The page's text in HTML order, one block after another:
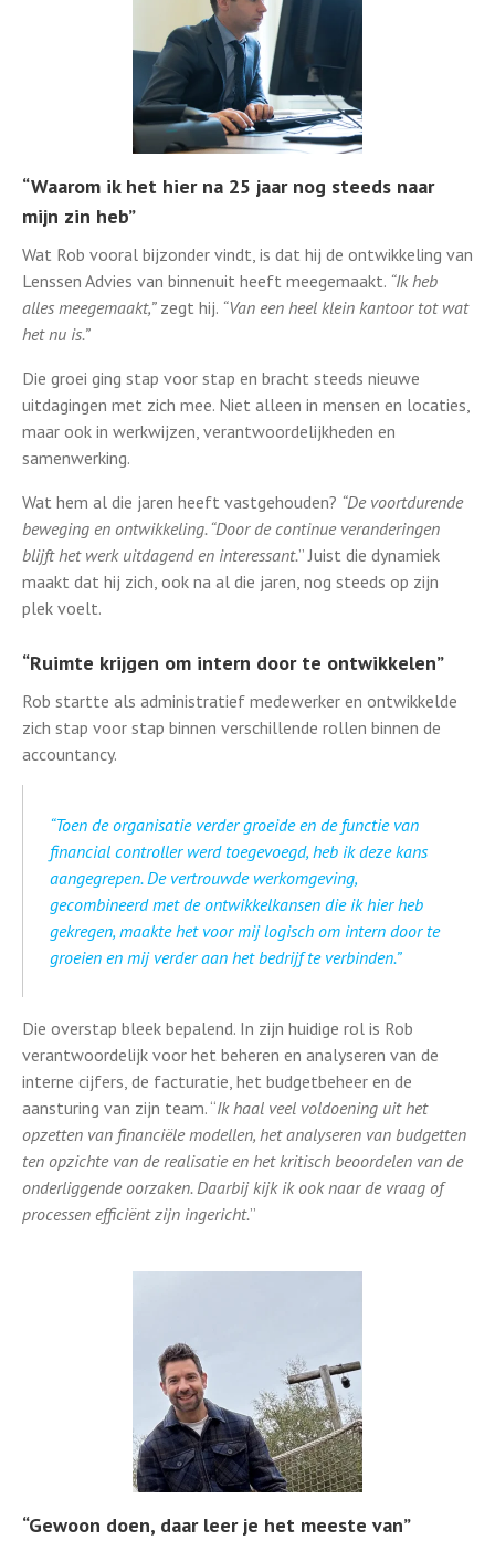
“Waarom ik het hier na 25 jaar nog steeds naar
mijn zin heb”
Wat Rob vooral bijzonder vindt, is dat hij de ontwikkeling van
Lenssen Advies van binnenuit heeft meegemaakt. “Ik heb
alles meegemaakt,”zegt hij. “Van een heel klein kantoor tot wat
het nu is.”
Die groei ging stap voor stap en bracht steeds nieuwe
uitdagingen met zich mee. Niet alleen in mensen en locaties,
maar ook in werkwijzen, verantwoordelijkheden en
samenwerking.
Wat hem al die jaren heeft vastgehouden? “De voortdurende
beweging en ontwikkeling. “Door de continue veranderingen
blijft het werk uitdagend en interessant.” Juist die dynamiek
maakt dat hij zich, ook na al die jaren, nog steeds op zijn
plek voelt.
“Ruimte krijgen om intern door te ontwikkelen”
Rob startte als administratief medewerker en ontwikkelde
zich stap voor stap binnen verschillende rollen binnen de
accountancy.
“Toen de organisatie verder groeide en de functie van
financial controller werd toegevoegd, heb ik deze kans
aangegrepen. De vertrouwde werkomgeving,
gecombineerd met de ontwikkelkansen die ik hier heb
gekregen, maakte het voor mij logisch om intern door te
groeien en mij verder aan het bedrijf te verbinden.”
Die overstap bleek bepalend. In zijn huidige rol is Rob
verantwoordelijk voor het beheren en analyseren van de
interne cijfers, de facturatie, het budgetbeheer en de
aansturing van zijn team. “Ik haal veel voldoening uit het
opzetten van financiële modellen, het analyseren van budgetten
ten opzichte van de realisatie en het kritisch beoordelen van de
onderliggende oorzaken. Daarbij kijk ik ook naar de vraag of
processen efficiënt zijn ingericht.”
“Gewoon doen, daar leer je het meeste van”